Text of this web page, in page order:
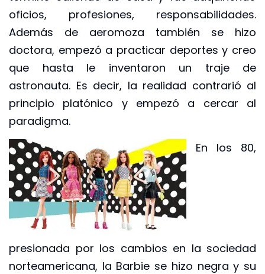
oficios, profesiones, responsabilidades.
Además de aeromoza también se hizo
doctora, empezó a practicar deportes y creo
que hasta le inventaron un traje de
astronauta. Es decir, la realidad contrarió al
principio platónico y empezó a cercar al
paradigma.
En los 80,
presionada por los cambios en la sociedad
norteamericana, la Barbie se hizo negra y su